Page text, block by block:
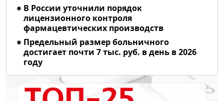
В России уточнили порядок
лицензионного контроля
фармацевтических производств
Предельный размер больничного
достигает почти 7 тыс. руб. в день в 2026
году